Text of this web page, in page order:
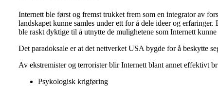
Internett ble først og fremst trukket frem som en integrator av
landskapet kunne samles under ett for å dele ideer og
ble raskt dyktige til å utnytte de mulighetene som Internett
Det paradoksale er at det nettverket USA bygde for å beskytte
Av ekstremister og terrorister blir Internett blant annet effektivt
Psykologisk krigføring